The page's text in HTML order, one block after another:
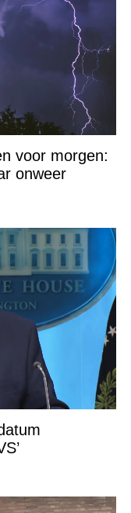
voor morgen:
onweer